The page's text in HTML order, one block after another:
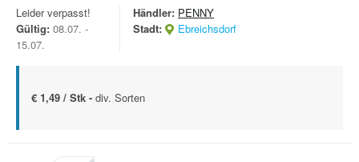
Leider verpasst!
Gültig: 08.07. -
15.07.
Händler: PENNY
Stadt:
Ebreichsdorf
€ 1,49 / Stk - div. Sorten